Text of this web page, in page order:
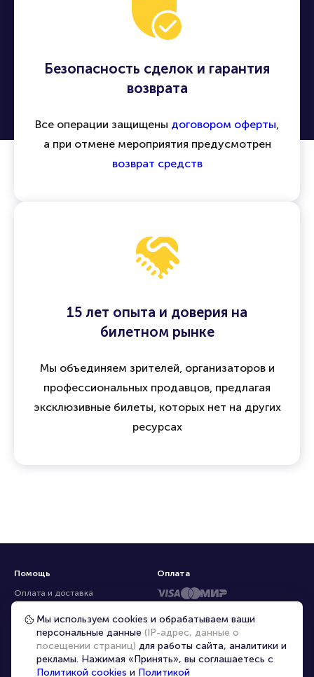
Безопасность сделок и гарантия
возврата
Все операции защищены договором оферты,
а при отмене мероприятия предусмотрен
возврат средств
15 лет опыта и доверия на
билетном рынке
Мы объединяем зрителей, организаторов и
профессиональных продавцов, предлагая
эксклюзивные билеты, которых нет на других
ресурсах
Помощь
Оплата и доставка
Частые вопросы
Перепродажа билетов
Организаторам
Корпоративным клиентам
Оплата
Мы используем cookies и обрабатываем ваши
персональные данные (IP-адрес, данные о
посещении страниц) для работы сайта, аналитики и
рекламы. Нажимая «Принять», вы соглашаетесь с
Политикой cookies и Политикой